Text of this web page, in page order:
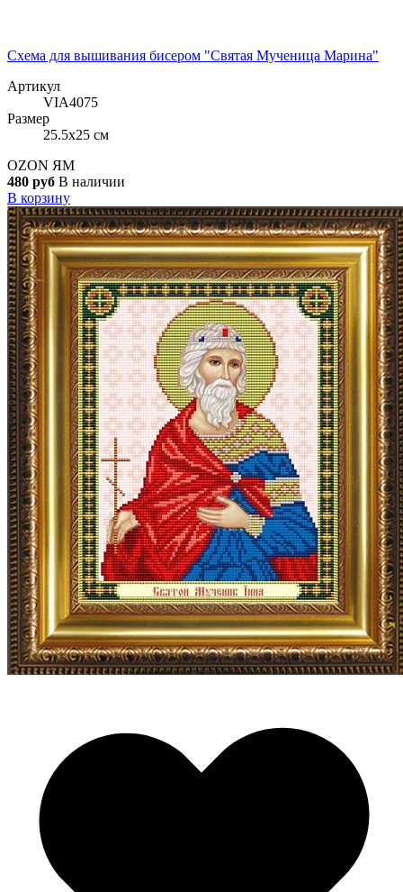
Схема для вышивания бисером "Святая Мученица Марина"
Артикул
VIA4075
Размер
25.5x25 см
OZON ЯМ
480 руб В наличии
В корзину